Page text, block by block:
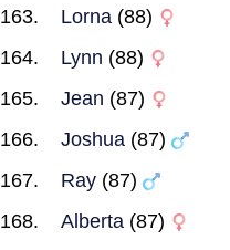
Lorna (88)
Lynn (88)
Jean (87)
Joshua (87)
Ray (87)
Alberta (87)